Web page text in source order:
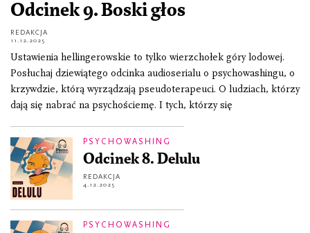
Odcinek 9. Boski głos
REDAKCJA
11.12.2025
Ustawienia hellingerowskie to tylko wierzchołek góry lodowej.
Posłuchaj dziewiątego odcinka audioserialu o psychowashingu, o
krzywdzie, którą wyrządzają pseudoterapeuci. O ludziach, którzy
dają się nabrać na psychościemę. I tych, którzy się
PSYCHOWASHING
Odcinek 8. Delulu
REDAKCJA
4.12.2025
PSYCHOWASHING